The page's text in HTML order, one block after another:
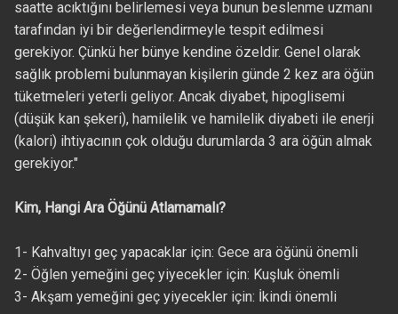
saatte acıktığını belirlemesi veya bunun beslenme uzmanı
tarafından iyi bir değerlendirmeyle tespit edilmesi
gerekiyor. Çünkü her bünye kendine özeldir. Genel olarak
sağlık problemi bulunmayan kişilerin günde 2 kez ara öğün
tüketmeleri yeterli geliyor. Ancak diyabet, hipoglisemi
(düşük kan şekeri), hamilelik ve hamilelik diyabeti ile enerji
(kalori) ihtiyacının çok olduğu durumlarda 3 ara öğün almak
gerekiyor."
Kim, Hangi Ara Öğünü Atlamamalı?
1- Kahvaltıyı geç yapacaklar için: Gece ara öğünü önemli
2- Öğlen yemeğini geç yiyecekler için: Kuşluk önemli
3- Akşam yemeğini geç yiyecekler için: İkindi önemli